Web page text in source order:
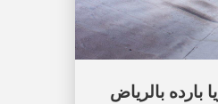
بارده بالرياض